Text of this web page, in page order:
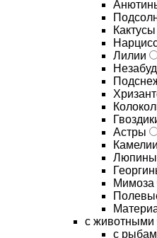
Кактусы
Лилии
Астры
Камелии
Люпины
Мимоза
с животными
с